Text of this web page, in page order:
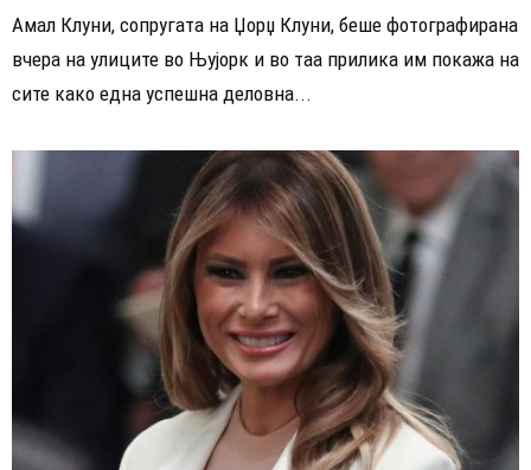
Амал Клуни, сопругата на Џорџ Клуни, беше фотографирана
вчера на улиците во Њујорк и во таа прилика им покажа на
сите како една успешна деловна...